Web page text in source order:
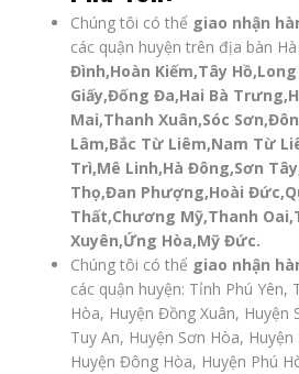
Chúng tôi có thể giao nhận
các quận huyện trên địa bàn
Đình,Hoàn Kiếm,Tây Hồ,Long
Giấy,Đống Đa,Hai Bà
Mai,Thanh Xuân,Sóc
Lâm,Bắc Từ Liêm,Nam Từ
Trì,Mê Linh,Hà Đông,Sơn
Thọ,Đan Phượng,Hoài
Thất,Chương Mỹ,Thanh
Xuyên,Ứng Hòa,Mỹ Đức.
Chúng tôi có thể giao nhận
các quận huyện: Tỉnh Phú Yên,
Hòa, Huyện Đồng Xuân, Huyện
Tuy An, Huyện Sơn Hòa, Huyện
Huyện Đông Hòa, Huyện Phú